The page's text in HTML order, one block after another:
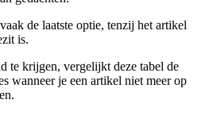
de laatste optie, tenzij het artikel
is.
te krijgen, vergelijkt deze tabel de
wanneer je een artikel niet meer op